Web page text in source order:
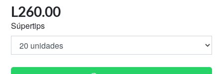
L260.00
Súpertips